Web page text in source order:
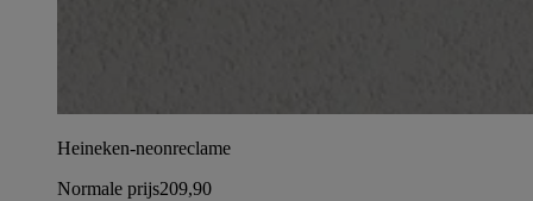
Heineken-neonreclame
Normale prijs209,90